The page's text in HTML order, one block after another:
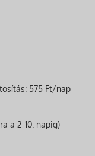
575 Ft/nap
a 2-10. napig)